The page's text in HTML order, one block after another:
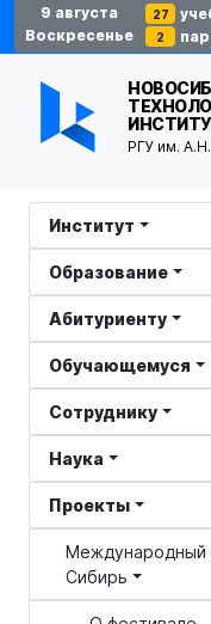
9 августа 27
Воскресенье
2
РГУ им.
Институт
Образование
Абитуриенту
Обучающемуся
Сотруднику
Наука
Проекты
Международный
Сибирь